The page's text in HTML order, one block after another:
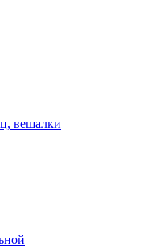
вешалки